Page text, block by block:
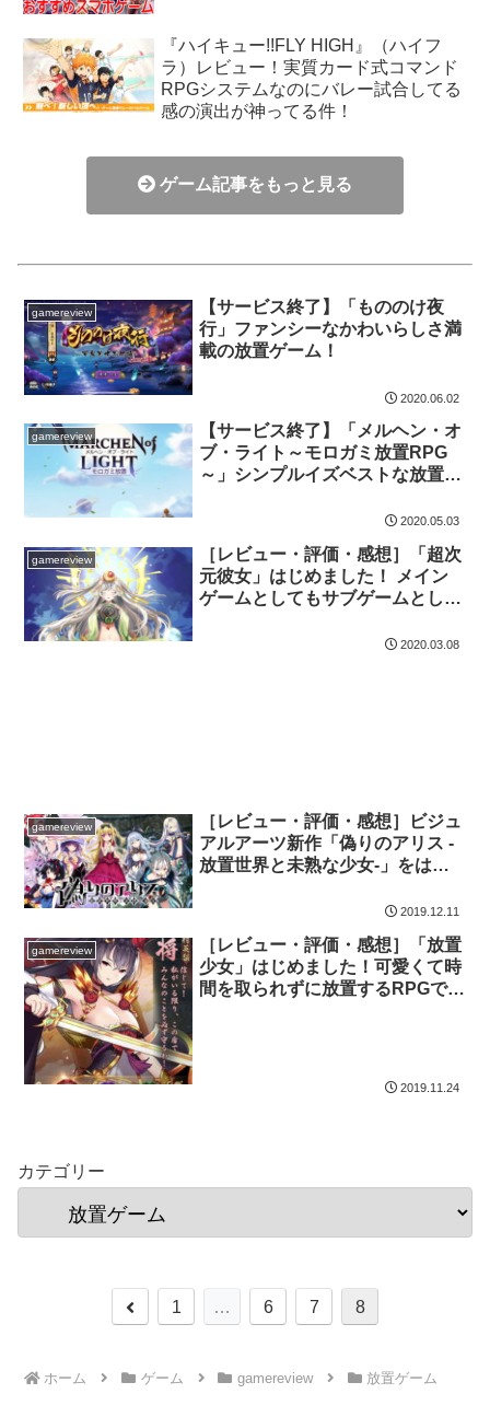
『ハイキュー!!FLY HIGH』（ハイフ
ラ）レビュー！実質カード式コマンド
RPGシステムなのにバレー試合してる
感の演出が神ってる件！
ゲーム記事をもっと見る
gamereview
【サービス終了】「もののけ夜
行」ファンシーなかわいらしさ満
載の放置ゲーム！
2020.06.02
gamereview
【サービス終了】「メルヘン・オ
ブ・ライト～モロガミ放置RPG
～」シンプルイズベストな放置ゲ
2020.05.03
gamereview
［レビュー・評価・感想］「超次
元彼女」はじめました！ メイン
ゲームとしてもサブゲームとして
2020.03.08
gamereview
［レビュー・評価・感想］ビジュ
アルアーツ新作「偽りのアリス -
放置世界と未熟な少女-」をはじ
プレイして人もそうでない人も！
2019.12.11
gamereview
［レビュー・評価・感想］「放置
少女」はじめました！可愛くて時
間を取られずに放置するRPGで楽
2019.11.24
カテゴリー
前
1 … 6 7 8
ホーム ゲーム gamereview 放置ゲーム